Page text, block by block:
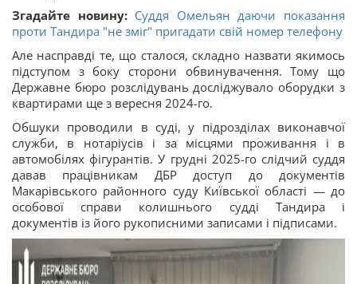
Згадайте новину: Суддя Омельян даючи показання
проти Тандира "не зміг" пригадати свій номер телефону
Але насправді те, що сталося, складно назвати якимось
підступом з боку сторони обвинувачення. Тому що
Державне бюро розслідувань досліджувало оборудки з
квартирами ще з вересня 2024-го.
Обшуки проводили в суді, у підрозділах виконавчої
служби, в нотаріусів і за місцями проживання і в
автомобілях фігурантів. У грудні 2025-го слідчий суддя
давав працівникам ДБР доступ до документів
Макарівського районного суду Київської області — до
особової справи колишнього судді Тандира і
документів із його рукописними записами і підписами.